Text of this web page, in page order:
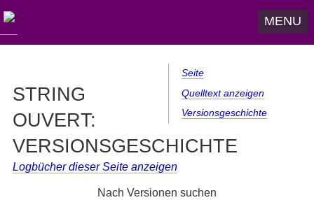
MENU
Seite
Quelltext anzeigen
Versionsgeschichte
STRING
OUVERT:
VERSIONSGESCHICHTE
Logbücher dieser Seite anzeigen
Nach Versionen suchen